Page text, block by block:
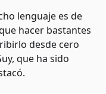
lenguaje es de
hacer bastantes
desde cero
que ha sido